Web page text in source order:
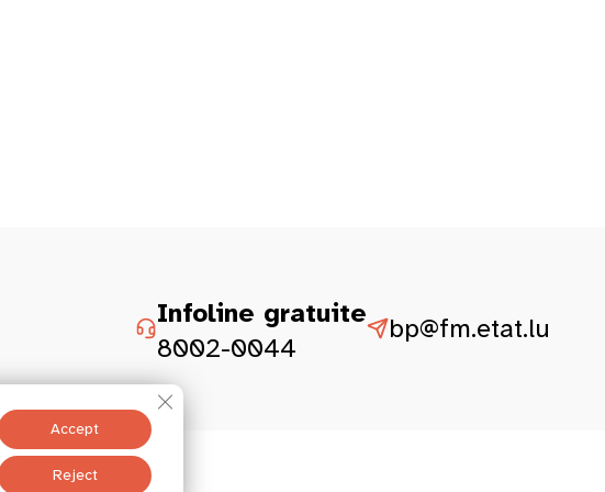
Infoline gratuite
8002-0044
bp@fm.etat.lu
Aspekter
Accept
Reject
Close GDPR Cookie Banner